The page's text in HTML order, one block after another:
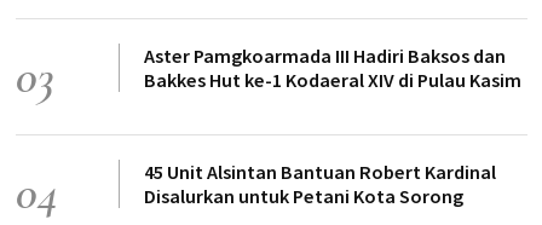
03
Aster Pamgkoarmada III Hadiri Baksos dan
Bakkes Hut ke-1 Kodaeral XIV di Pulau Kasim
04
45 Unit Alsintan Bantuan Robert Kardinal
Disalurkan untuk Petani Kota Sorong